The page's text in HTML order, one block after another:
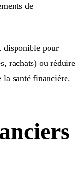
de
disponible pour
rachats) ou réduire
santé financière.